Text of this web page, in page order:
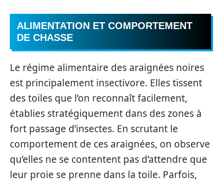
ALIMENTATION ET COMPORTEMENT
DE CHASSE
Le régime alimentaire des araignées noires
est principalement insectivore. Elles tissent
des toiles que l’on reconnaît facilement,
établies stratégiquement dans des zones à
fort passage d’insectes. En scrutant le
comportement de ces araignées, on observe
qu’elles ne se contentent pas d’attendre que
leur proie se prenne dans la toile. Parfois,